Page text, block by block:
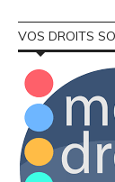
VOS DROITS